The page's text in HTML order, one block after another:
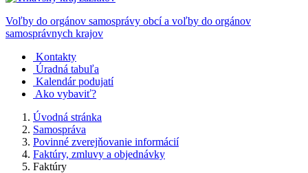
Voľby do orgánov samosprávy obcí a voľby do orgánov
samosprávnych krajov
Kontakty
Úradná tabuľa
Kalendár podujatí
Ako vybaviť?
Úvodná stránka
Samospráva
Povinné zverejňovanie informácií
Faktúry, zmluvy a objednávky
Faktúry